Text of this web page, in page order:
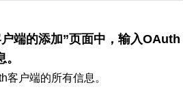
端的添加”页面中，输入OAuth
客户端的所有信息。